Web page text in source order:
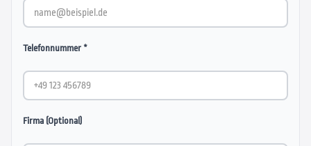
Telefonnummer *
Firma (Optional)